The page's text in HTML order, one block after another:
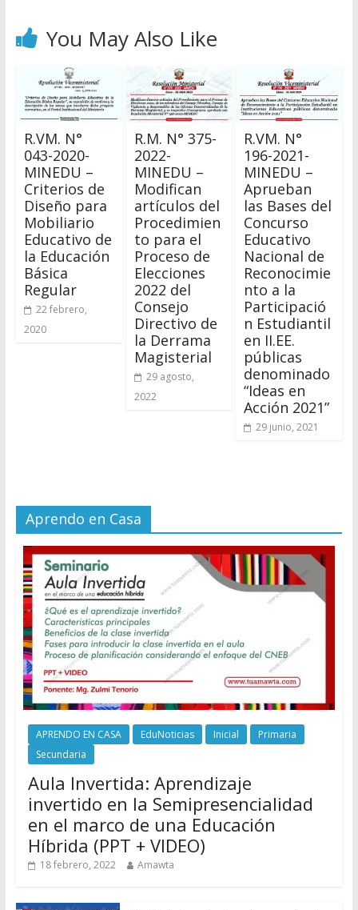
You May Also Like
R.VM. N°
043-2020-
MINEDU –
Criterios de
Diseño para
Mobiliario
Educativo de
la Educación
Básica
Regular
22 febrero,
2020
R.M. N° 375-
2022-
MINEDU –
Modifican
artículos del
Procedimien
to para el
Proceso de
Elecciones
2022 del
Consejo
Directivo de
la Derrama
Magisterial
29 agosto,
2022
R.VM. N°
196-2021-
MINEDU –
Aprueban
las Bases del
Concurso
Educativo
Nacional de
Reconocimie
nto a la
Participació
n Estudiantil
en II.EE.
públicas
denominado
“Ideas en
Acción 2021”
29 junio, 2021
Aprendo en Casa
APRENDO EN CASA EduNoticias Inicial
Primaria
Secundaria
Aula Invertida: Aprendizaje
invertido en la Semipresencialidad
en el marco de una Educación
Híbrida (PPT + VIDEO)
18 febrero, 2022 Amawta